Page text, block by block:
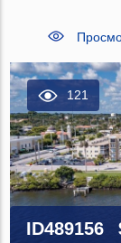
121
ID489156